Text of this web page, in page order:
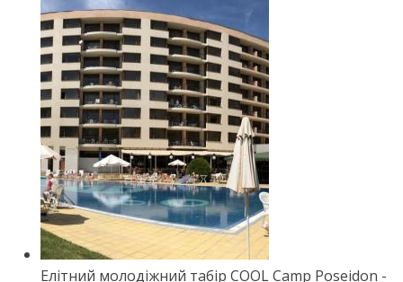
Елітний молодіжний табір COOL Camp Poseidon -